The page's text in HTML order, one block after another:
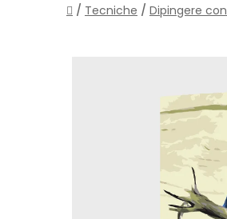
Casa
/ Tecniche / Dipingere